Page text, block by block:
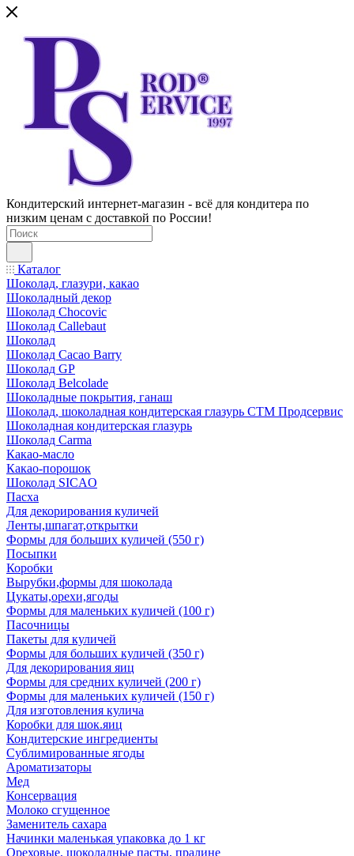
Кондитерский интернет-магазин - всё для кондитера по
низким ценам с доставкой по России!
Каталог
Шоколад, глазури, какао
Шоколадный декор
Шоколад Chocovic
Шоколад Callebaut
Шоколад
Шоколад Cacao Barry
Шоколад GP
Шоколад Belcolade
Шоколадные покрытия, ганаш
Шоколад, шоколадная кондитерская глазурь СТМ Продсервис
Шоколадная кондитерская глазурь
Шоколад Carma
Какао-масло
Какао-порошок
Шоколад SICAO
Пасха
Для декорирования куличей
Ленты,шпагат,открытки
Формы для больших куличей (550 г)
Посыпки
Коробки
Вырубки,формы для шоколада
Цукаты,орехи,ягоды
Формы для маленьких куличей (100 г)
Пасочницы
Пакеты для куличей
Формы для больших куличей (350 г)
Для декорирования яиц
Формы для средних куличей (200 г)
Формы для маленьких куличей (150 г)
Для изготовления кулича
Коробки для шок.яиц
Кондитерские ингредиенты
Сублимированные ягоды
Ароматизаторы
Мед
Консервация
Молоко сгущенное
Заменитель сахара
Начинки маленькая упаковка до 1 кг
Ореховые, шоколадные пасты, пралине